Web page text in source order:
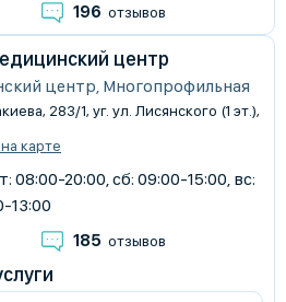
196 отзывов
центр
центр, Многопрофильная
283/1, уг. ул. Лисянского (1 эт.),
карте
08:00-20:00, сб: 09:00-15:00, вс:
13:00
185 отзывов